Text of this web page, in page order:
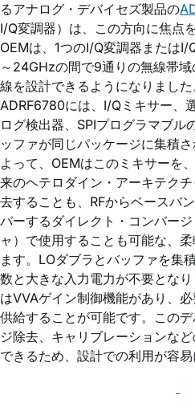
るアナログ・デバイセズ製品の
I/Q変調器）は、この方向に焦点
OEMは、1つのI/Q変調器または
～24GHzの間で9通りの無線帯
線を設計できるようになりました
ADRF6780には、I/Qミキサー、
ログ検出器、SPIプログラマブル
ッファが同じパッケージに集積
よって、OEMはこのミキサーを
来のヘテロダイン・アーキテク
去することも、RFからベースバ
バーするダイレクト・コンバー
ャ）で使用することも可能な、
ます。LOダブラとバッファを集
数と大きな入力電力が不要とな
はVVAゲイン制御機能があり、
供給することが可能です。この
ジ除去、キャリブレーションな
できるため、設計での利用が容易